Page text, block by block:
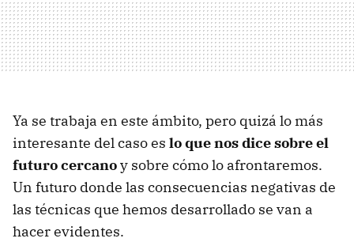
Ya se trabaja en este ámbito, pero quizá lo más
interesante del caso es lo que nos dice sobre el
futuro cercanoy sobre cómo lo afrontaremos.
Un futuro donde las consecuencias negativas de
las técnicas que hemos desarrollado se van a
hacer evidentes.